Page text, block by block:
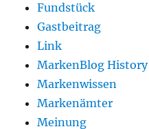
Fundstück
Gastbeitrag
Link
MarkenBlog History
Markenwissen
Markenämter
Meinung